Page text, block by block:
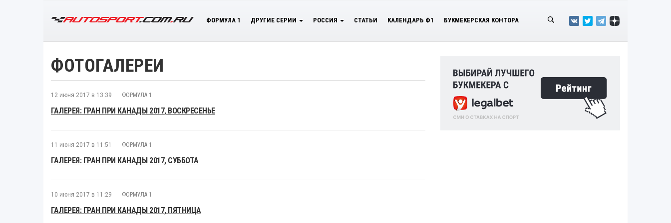
ФОРМУЛА 1 ДРУГИЕ СЕРИИ РОССИЯ СТАТЬИ КАЛЕНДАРЬ Ф1 БУКМЕКЕРСКАЯ КОНТОРА
ФОТОГАЛЕРЕИ
12 июня 2017 в 13:39 ФОРМУЛА 1
ГАЛЕРЕЯ: ГРАН ПРИ КАНАДЫ 2017, ВОСКРЕСЕНЬЕ
11 июня 2017 в 11:51 ФОРМУЛА 1
ГАЛЕРЕЯ: ГРАН ПРИ КАНАДЫ 2017, СУББОТА
10 июня 2017 в 11:29 ФОРМУЛА 1
ГАЛЕРЕЯ: ГРАН ПРИ КАНАДЫ 2017, ПЯТНИЦА